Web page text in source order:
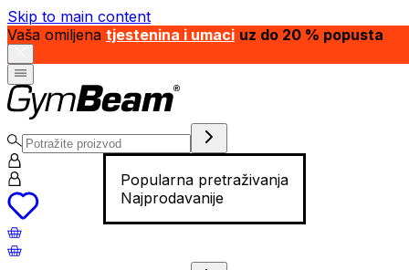
Skip to main content
Vaša omiljena tjestenina i umaci uz do 20 % popusta
Popularna pretraživanja
Najprodavanije